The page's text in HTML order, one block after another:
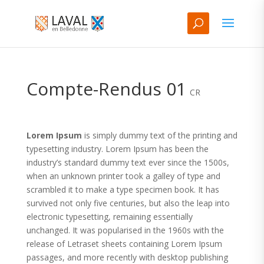
Compte-Rendus 01 CR
Lorem Ipsum is simply dummy text of the printing and
typesetting industry. Lorem Ipsum has been the
industry’s standard dummy text ever since the 1500s,
when an unknown printer took a galley of type and
scrambled it to make a type specimen book. It has
survived not only five centuries, but also the leap into
electronic typesetting, remaining essentially
unchanged. It was popularised in the 1960s with the
release of Letraset sheets containing Lorem Ipsum
passages, and more recently with desktop publishing